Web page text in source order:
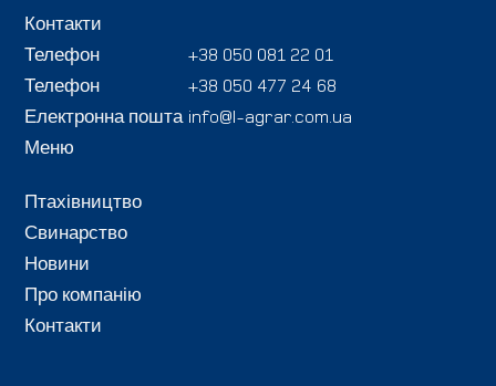
Контакти
Телефон
+38 050 081 22 01
Телефон
+38 050 477 24 68
Електронна пошта info@l-agrar.com.ua
Меню
Птахівництво
Свинарство
Новини
Про компанію
Контакти